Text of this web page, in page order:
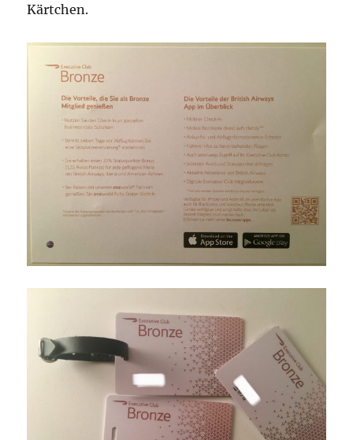
Kärtchen.